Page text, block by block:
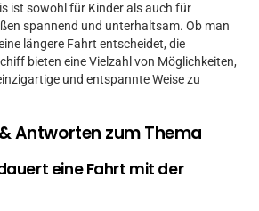
ist sowohl für Kinder als auch für
spannend und unterhaltsam. Ob man
längere Fahrt entscheidet, die
bieten eine Vielzahl von Möglichkeiten,
und entspannte Weise zu
Antworten zum Thema
eine Fahrt mit der